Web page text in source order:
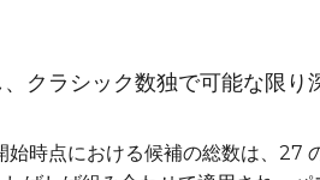
クラシック数独で可能な限り
時点における候補の総数は、